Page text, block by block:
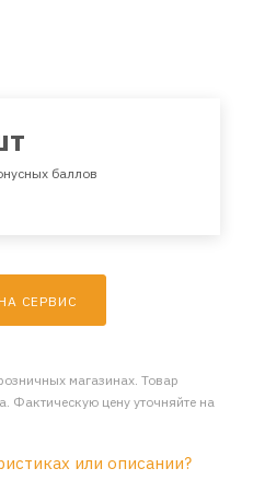
баллов
СЕРВИС
магазинах. Товар
Фактическую цену уточняйте на
или описании?